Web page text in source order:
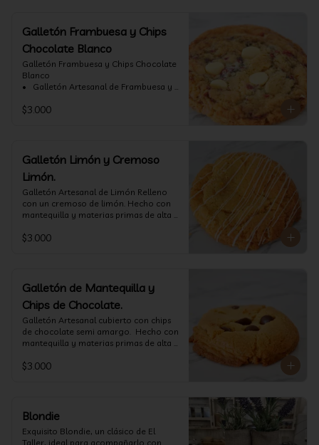
Galletón Frambuesa y Chips
Chocolate Blanco
Galletón Frambuesa y Chips Chocolate
Blanco
•⁠  ⁠ Galletón Artesanal de Frambuesa y
con mantequilla y materias primas de
$3.000
Galletón Limón y Cremoso
Limón.
⁠Galletón Artesanal de Limón Relleno
con un cremoso de limón. Hecho con
mantequilla y materias primas de alta
$3.000
Galletón de Mantequilla y
Chips de Chocolate.
⁠Galletón Artesanal cubierto con chips
de chocolate semi amargo.  Hecho con
mantequilla y materias primas de alta
$3.000
Blondie
Exquisito Blondie, un clásico de El
Taller, ideal para acompañarlo con